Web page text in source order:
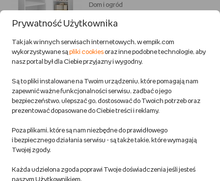
Dom i ogród
w 1 dzień rob.
4,8
Gwarancja najniższej ceny
194,25 zł
DODAJ DO KOSZYKA
/ Stojak CD DVD / Soft-Plast / do regał
Dom i ogród
Prywatność Użytkownika
Tak jak w innych serwisach internetowych, w empik.com
wykorzystywane sąpliki cookiesoraz inne podobne technologie, aby
nasz portal był dla Ciebie przyjazny i wygodny.
Są to pliki instalowane na Twoim urządzeniu, które pomagają nam
zapewnić ważne funkcjonalności serwisu, zadbać o jego
bezpieczeństwo, ulepszać go, dostosować do Twoich potrzeb oraz
prezentować dopasowane do Ciebie treści i reklamy.
Poza plikami, które są nam niezbędne do prawidłowego
i bezpiecznego działania serwisu - są także takie, które wymagają
Twojej zgody.
Każda udzielona zgoda poprawi Twoje doświadczenia jeśli jesteś